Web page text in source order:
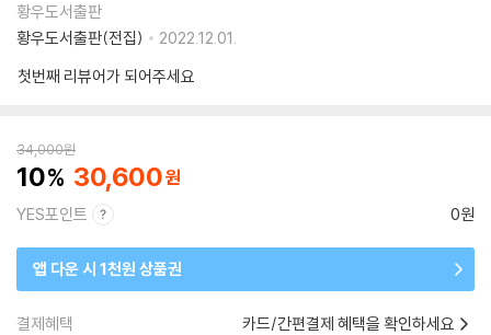
황우도서출판
황우도서출판(전집)
2022.12.01.
첫번째 리뷰어가 되어주세요
34,000원
10 30,600
YES포인트 0원
앱 다운 시 1천원 상품권
결제혜택 카드/간편결제 혜택을 확인하세요